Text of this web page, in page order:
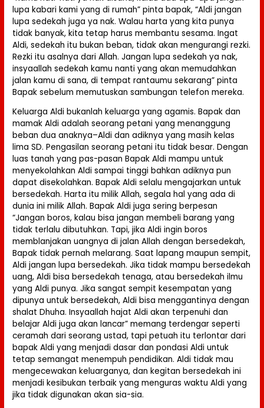
lupa kabari kami yang di rumah” pinta bapak, “Aldi jangan
lupa sedekah juga ya nak. Walau harta yang kita punya
tidak banyak, kita tetap harus membantu sesama. Ingat
Aldi, sedekah itu bukan beban, tidak akan mengurangi rezki.
Rezki itu asalnya dari Allah. Jangan lupa sedekah ya nak,
insyaallah sedekah kamu nanti yang akan memudahkan
jalan kamu di sana, di tempat rantaumu sekarang” pinta
Bapak sebelum memutuskan sambungan telefon mereka.
Keluarga Aldi bukanlah keluarga yang agamis. Bapak dan
mamak Aldi adalah seorang petani yang menanggung
beban dua anaknya–Aldi dan adiknya yang masih kelas
lima SD. Pengasilan seorang petani itu tidak besar. Dengan
luas tanah yang pas-pasan Bapak Aldi mampu untuk
menyekolahkan Aldi sampai tinggi bahkan adiknya pun
dapat disekolahkan. Bapak Aldi selalu mengajarkan untuk
bersedekah. Harta itu milik Allah, segala hal yang ada di
dunia ini milik Allah. Bapak Aldi juga sering berpesan
“Jangan boros, kalau bisa jangan membeli barang yang
tidak terlalu dibutuhkan. Tapi, jika Aldi ingin boros
memblanjakan uangnya di jalan Allah dengan bersedekah,
Bapak tidak pernah melarang. Saat lapang maupun sempit,
Aldi jangan lupa bersedekah. Jika tidak mampu bersedekah
uang, Aldi bisa bersedekah tenaga, atau bersedekah ilmu
yang Aldi punya. Jika sangat sempit kesempatan yang
dipunya untuk bersedekah, Aldi bisa menggantinya dengan
shalat Dhuha. Insyaallah hajat Aldi akan terpenuhi dan
belajar Aldi juga akan lancar” memang terdengar seperti
ceramah dari seorang ustad, tapi petuah itu terlontar dari
bapak Aldi yang menjadi dasar dan pondasi Aldi untuk
tetap semangat menempuh pendidikan. Aldi tidak mau
mengecewakan keluarganya, dan kegitan bersedekah ini
menjadi kesibukan terbaik yang menguras waktu Aldi yang
jika tidak digunakan akan sia-sia.